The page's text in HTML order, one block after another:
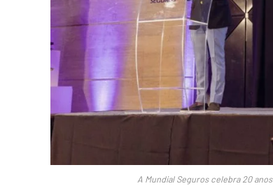
A Mundial Seguros celebra 20